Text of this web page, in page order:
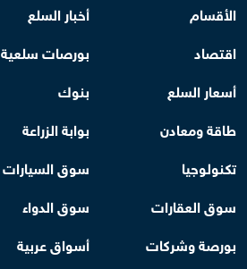
الأقسام
أخبار السلع
اقتصاد
بورصات سلعية
أسعار السلع
بنوك
طاقة ومعادن
بوابة الزراعة
تكنولوجيا
سوق السيارات
سوق العقارات
سوق الدواء
بورصة وشركات
أسواق عربية